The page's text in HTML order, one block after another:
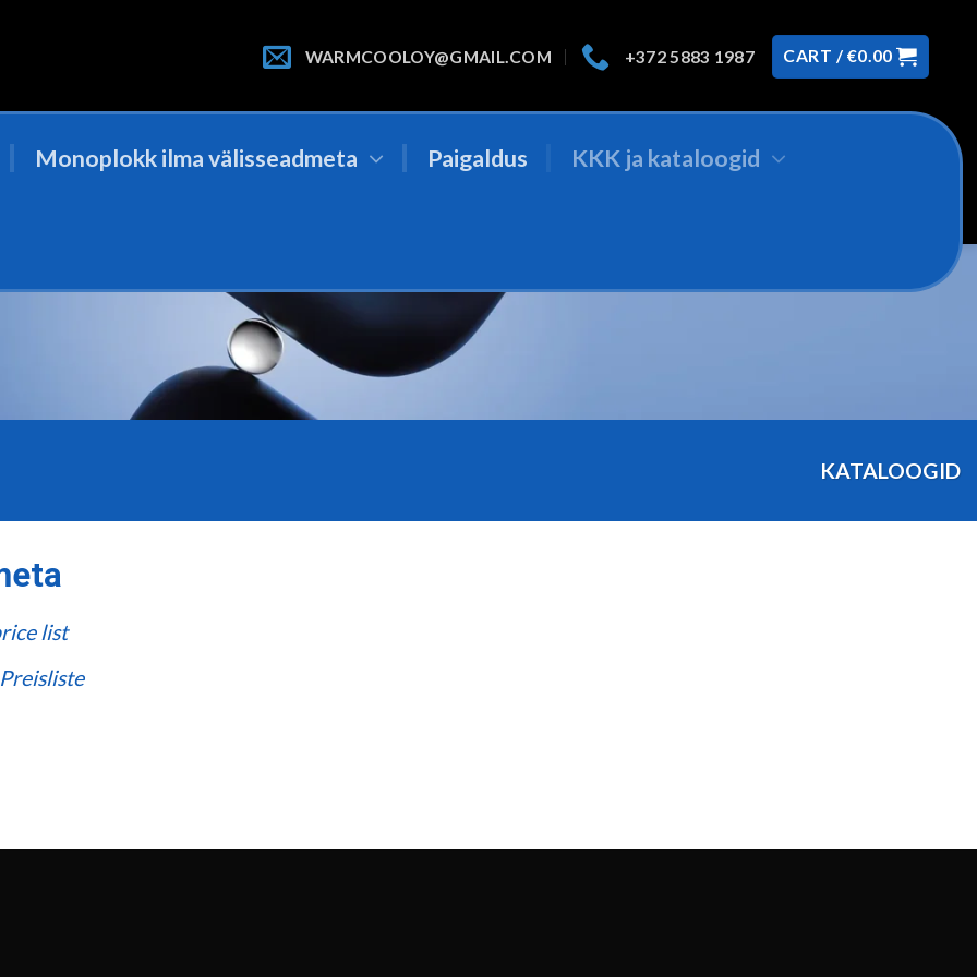
WARMCOOLOY@GMAIL.COM +372 5883 1987 CART / €0.00
Monoplokk ilma välisseadmeta Paigaldus KKK ja kataloogid
KATALOOGID
list